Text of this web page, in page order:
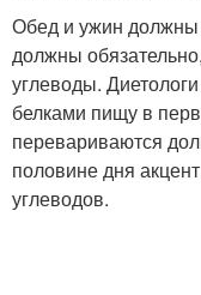
Обед и ужин
должны
углеводы.
белками пищу в
перевариваются
половине дня
углеводов.